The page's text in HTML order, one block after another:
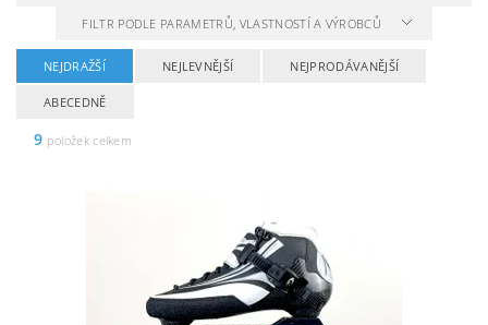
FILTR PODLE PARAMETRŮ, VLASTNOSTÍ A VÝROBCŮ
NEJDRAŽŠÍ NEJLEVNĚJŠÍ NEJPRODÁVANĚJŠÍ
ABECEDNĚ
9 položek celkem